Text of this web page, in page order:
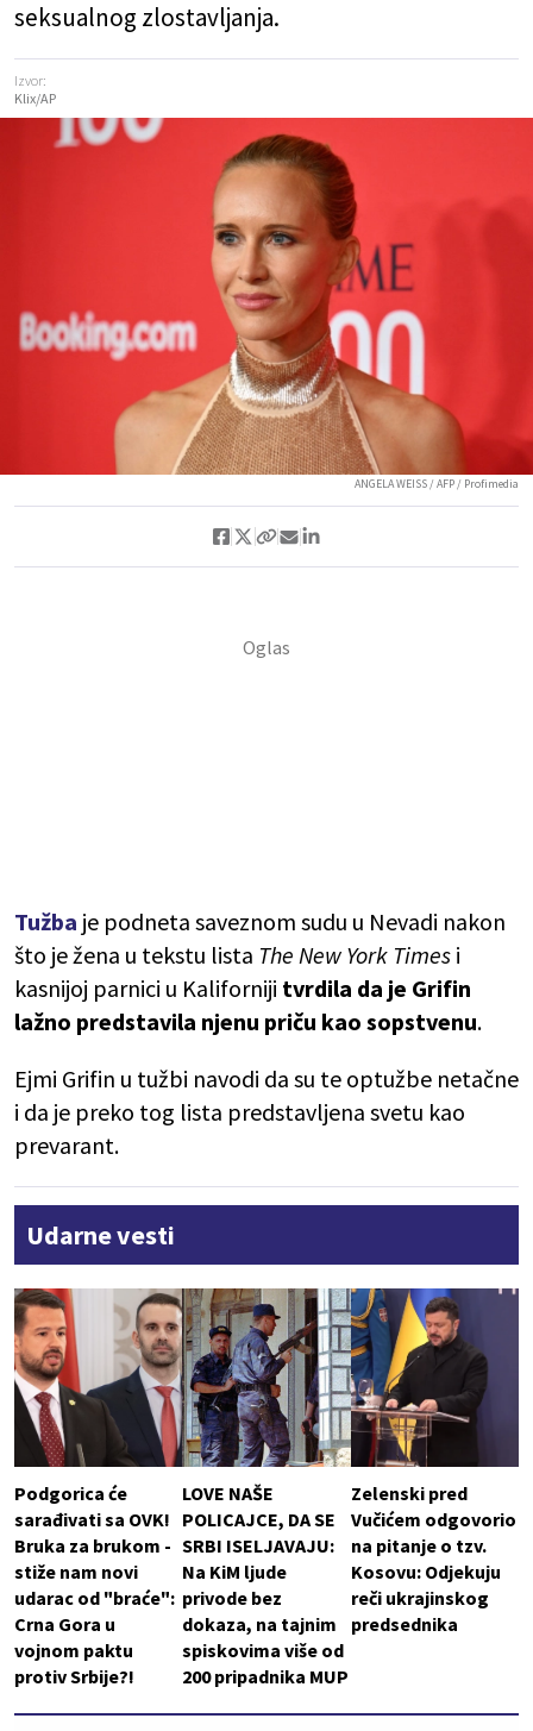
seksualnog zlostavljanja.
Izvor:
Klix/AP
ANGELA WEISS / AFP / Profimedia
Tužba je podneta saveznom sudu u Nevadi nakon
što je žena u tekstu lista The New York Times i
kasnijoj parnici u Kaliforniji tvrdila da je Grifin
lažno predstavila njenu priču kao sopstvenu.
Ejmi Grifin u tužbi navodi da su te optužbe netačne
i da je preko tog lista predstavljena svetu kao
prevarant.
Udarne vesti
Podgorica će
sarađivati sa OVK!
Bruka za brukom -
stiže nam novi
udarac od "braće":
Crna Gora u
vojnom paktu
protiv Srbije?!
LOVE NAŠE
POLICAJCE, DA SE
SRBI ISELJAVAJU:
Na KiM ljude
privode bez
dokaza, na tajnim
spiskovima više od
200 pripadnika MUP
Zelenski pred
Vučićem odgovorio
na pitanje o tzv.
Kosovu: Odjekuju
reči ukrajinskog
predsednika